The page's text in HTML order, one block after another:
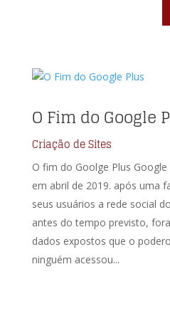
O Fim do Google
Criação de Sites
O fim do Goolge Plus
em abril de 2019. após uma
seus usuários a rede social
antes do tempo previsto,
dados expostos que o
ninguém acessou...